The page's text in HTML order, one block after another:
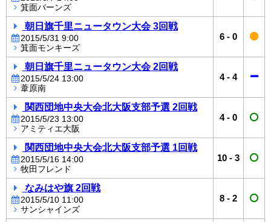
箕面バーンズ
朝日旗千里ニュータウン大会 3回戦
2015/5/31 9:00
箕面モンキーズ
6 - 0
朝日旗千里ニュータウン大会 2回戦
2015/5/24 13:00
葦原南
4- 4
関西団地中央大会北大阪支部予選 2回戦
2015/5/23 13:00
アミティエ大阪
4- 0
関西団地中央大会北大阪支部予選 1回戦
2015/5/16 14:00
牧田フレンド
10 - 3
なみはや旗 2回戦
2015/5/10 11:00
サンシャインズ
8 - 2